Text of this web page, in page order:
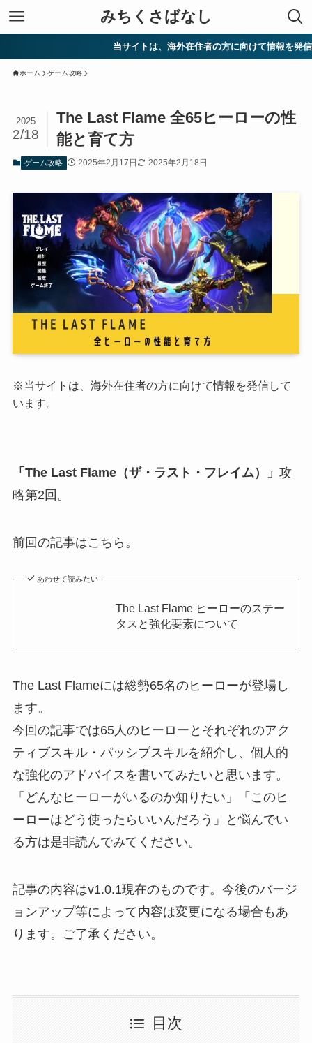
みちくさばなし
当サイトは、海外在住者の方に向けて情報を発信していま
ホーム ゲーム攻略
The Last Flame 全65ヒーローの性
能と育て方
2025
2/18
ゲーム攻略 2025年2月17日 2025年2月18日
※当サイトは、海外在住者の方に向けて情報を発信して
います。
「The Last Flame（ザ・ラスト・フレイム）」 攻
略第2回。
前回の記事はこちら。
あわせて読みたい
The Last Flame ヒーローのステー
タスと強化要素について
The Last Flameには総勢65名のヒーローが登場し
ます。
今回の記事では65人のヒーローとそれぞれのアク
ティブスキル・パッシブスキルを紹介し、個人的
な強化のアドバイスを書いてみたいと思います。
「どんなヒーローがいるのか知りたい」「このヒ
ーローはどう使ったらいいんだろう」と悩んでい
る方は是非読んでみてください。
記事の内容はv1.0.1現在のものです。今後のバージ
ョンアップ等によって内容は変更になる場合もあ
ります。ご了承ください。
目次